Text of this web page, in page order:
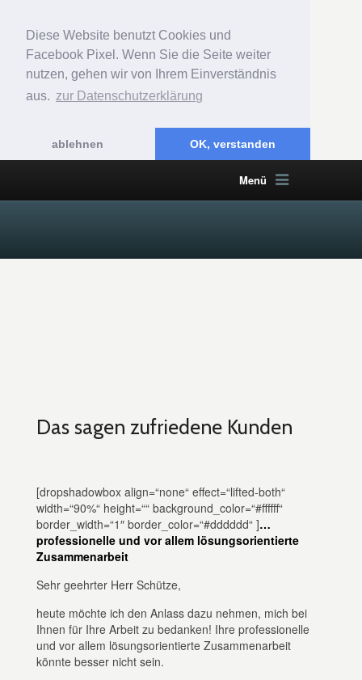
Diese Website benutzt Cookies und
Facebook Pixel. Wenn Sie die Seite weiter
nutzen, gehen wir von Ihrem Einverständnis
aus. zur Datenschutzerklärung
ablehnen OK, verstanden
Menü
Das sagen zufriedene Kunden
[dropshadowbox align=“none“ effect=“lifted-both“
width=“90%“ height=““ background_color=“#ffffff“
border_width=“1″ border_color=“#dddddd“ ]…
professionelle und vor allem lösungsorientierte
Zusammenarbeit
Sehr geehrter Herr Schütze,
heute möchte ich den Anlass dazu nehmen, mich bei
Ihnen für Ihre Arbeit zu bedanken! Ihre professionelle
und vor allem lösungsorientierte Zusammenarbeit
könnte besser nicht sein.